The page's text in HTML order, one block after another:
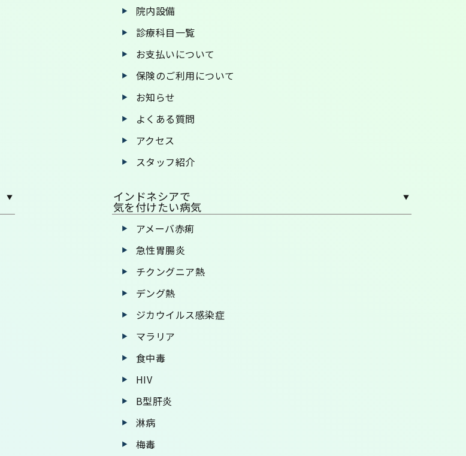
院内設備
診療科目一覧
お支払いについて
保険のご利用について
お知らせ
よくある質問
アクセス
スタッフ紹介
インドネシアで
気を付けたい病気
アメーバ赤痢
急性胃腸炎
チクングニア熱
デング熱
ジカウイルス感染症
マラリア
食中毒
HIV
B型肝炎
淋病
梅毒